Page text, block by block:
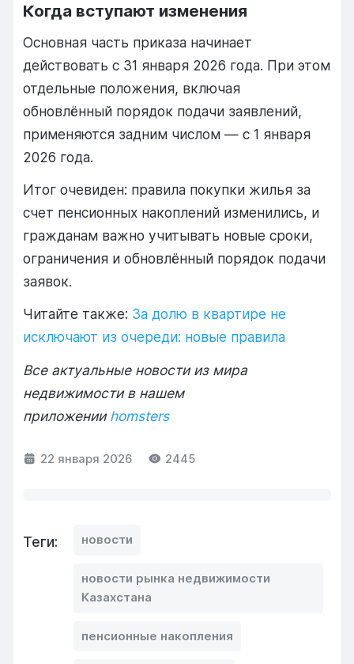
Когда вступают изменения
Основная часть приказа начинает
действовать с 31 января 2026 года. При этом
отдельные положения, включая
обновлённый порядок подачи заявлений,
применяются задним числом — с 1 января
2026 года.
Итог очевиден: правила покупки жилья за
счет пенсионных накоплений изменились, и
гражданам важно учитывать новые сроки,
ограничения и обновлённый порядок подачи
заявок.
Читайте также: За долю в квартире не
исключают из очереди: новые правила
Все актуальные новости из мира
недвижимости в нашем
приложении homsters
22 января 2026 2445
Теги: новости
новости рынка недвижимости
Казахстана
пенсионные накопления